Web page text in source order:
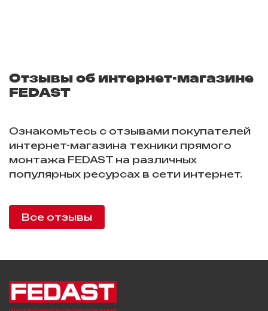
Отзывы об интернет-магазине
FEDAST
Ознакомьтесь с отзывами покупателей
интернет-магазина техники прямого
монтажа FEDAST на различных
популярных ресурсах в сети интернет.
Все отзывы